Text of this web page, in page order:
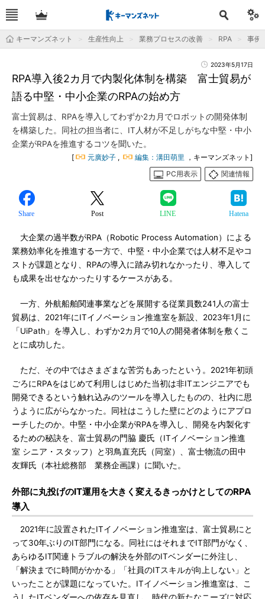
キーマンズネット 生産性向上 業務プロセスの改善 RPA 事例
2023年5月17日
RPA導入後2カ月で内製化体制を構築 富士貿易が
語る中堅・中小企業のRPAの始め方
富士貿易は、RPAを導入してわずか2カ月でロボットの開発体制
を構築した。同社の担当者に、IT人材が不足しがちな中堅・中小
企業がRPAを推進するコツを聞いた。
[ 元廣妙子 , 編集：溝田萌里 ，キーマンズネット]
PC用表示
関連情報
Share Post LINE Hatena
大企業の過半数がRPA（Robotic Process Automation）による
業務効率化を推進する一方で、中堅・中小企業では人材不足やコ
ストが課題となり、RPAの導入に踏み切れなかったり、導入して
も成果を出せなかったりするケースがある。
一方、外航船舶関連事業などを展開する従業員数241人の富士
貿易は、2021年にITイノベーション推進室を新設、2023年1月に
「UiPath」を導入し、わずか2カ月で10人の開発者体制を敷くこ
とに成功した。
ただ、その中ではさまざまな苦労もあったという。2021年初頭
ごろにRPAをはじめて利用しはじめた当初は非ITエンジニアでも
開発できるという触れ込みのツールを導入したものの、社内に思
うように広がらなかった。同社はこうした壁にどのようにアプロ
ーチしたのか。中堅・中小企業がRPAを導入し、開発を内製化す
るための秘訣を、富士貿易の門脇 慶氏（ITイノベーション推進
室 シニア・スタッフ）と羽鳥直充氏（同室）、富士物流の田中
友輝氏（本社総務部 業務企画課）に聞いた。
外部に丸投げのIT運用を大きく変えるきっかけとしてのRPA
導入
2021年に設置されたITイノベーション推進室は、富士貿易にと
って30年ぶりのIT部門になる。同社にはそれまでIT部門がなく、
あらゆるIT関連トラブルの解決を外部のITベンダーに外注し、
「解決までに時間がかかる」「社員のITスキルが向上しない」と
いったことが課題になっていた。ITイノベーション推進室は、こ